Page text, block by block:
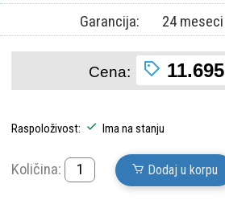
Garancija:
24 meseci
Cena: 11.695
Raspoloživost: Ima na stanju
Količina: Dodaj u korpu